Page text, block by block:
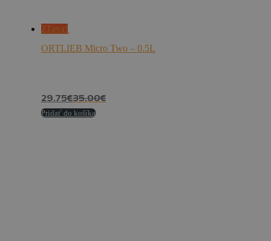
Zľava!
ORTLIEB Micro Two – 0.5L
29.75€35.00€
Pridať do košíka